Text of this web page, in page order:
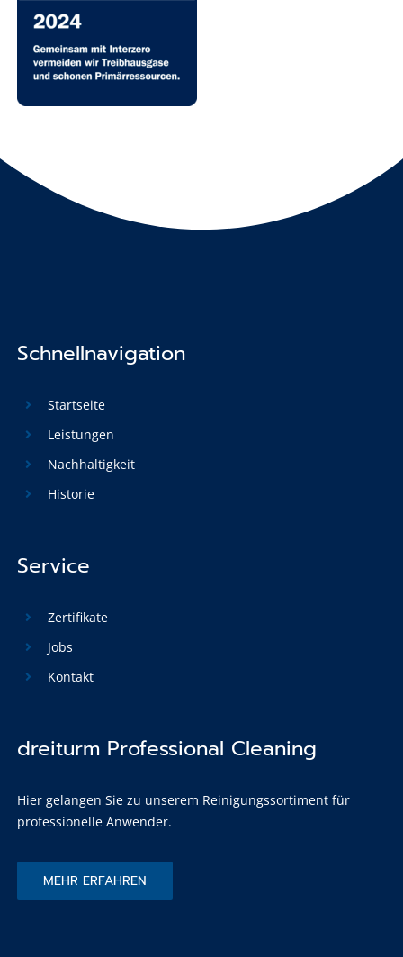
Schnellnavigation
Startseite
Leistungen
Nachhaltigkeit
Historie
Service
Zertifikate
Jobs
Kontakt
dreiturm Professional Cleaning
Hier gelangen Sie zu unserem Reinigungssortiment für
professionelle Anwender.
MEHR ERFAHREN